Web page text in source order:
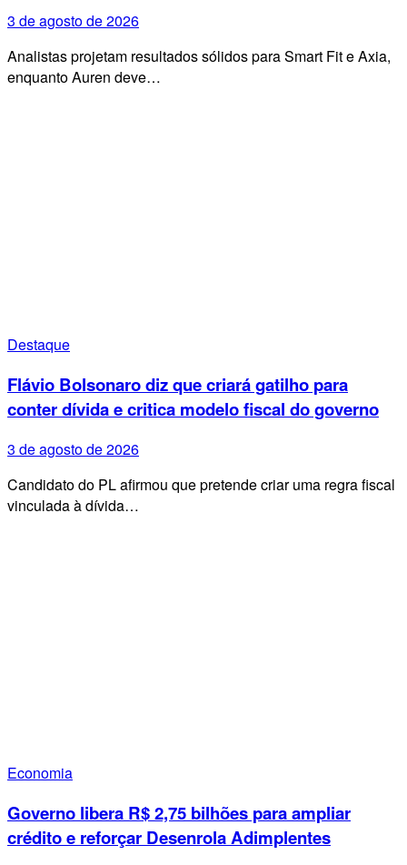
3 de agosto de 2026
Analistas projetam resultados sólidos para Smart Fit e Axia,
enquanto Auren deve…
Destaque
Flávio Bolsonaro diz que criará gatilho para
conter dívida e critica modelo fiscal do governo
3 de agosto de 2026
Candidato do PL afirmou que pretende criar uma regra fiscal
vinculada à dívida…
Economia
Governo libera R$ 2,75 bilhões para ampliar
crédito e reforçar Desenrola Adimplentes